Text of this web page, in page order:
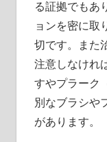
る証拠でもあ
ョンを密に取
切です。また
注意しなけれ
すやプラーク
別なブラシや
があります。